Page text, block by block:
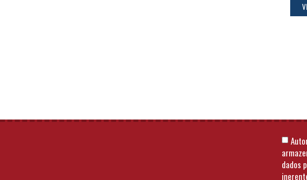
dados